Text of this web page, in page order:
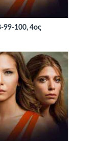
99-100, 4ος